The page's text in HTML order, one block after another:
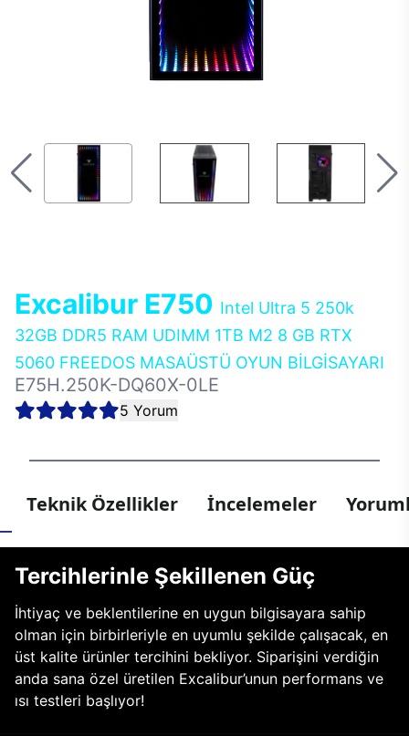
Excalibur E750 Intel Ultra 5 250k
32GB DDR5 RAM UDIMM 1TB M2 8 GB RTX
5060 FREEDOS MASAÜSTÜ OYUN BİLGİSAYARI
E75H.250K-DQ60X-0LE
5 Yorum
Teknik Özellikler İncelemeler
Tercihlerinle Şekillenen Güç
İhtiyaç ve beklentilerine en uygun bilgisayara sahip
olman için birbirleriyle en uyumlu şekilde çalışacak, en
üst kalite ürünler tercihini bekliyor. Siparişini verdiğin
anda sana özel üretilen Excalibur’unun performans ve
ısı testleri başlıyor!